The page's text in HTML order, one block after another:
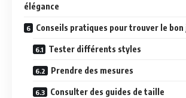
élégance
Conseils pratiques pour trouver le bon
Tester différents styles
Prendre des mesures
Consulter des guides de taille